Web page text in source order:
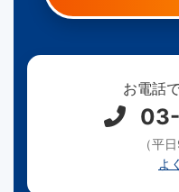
お電話
（平
よ